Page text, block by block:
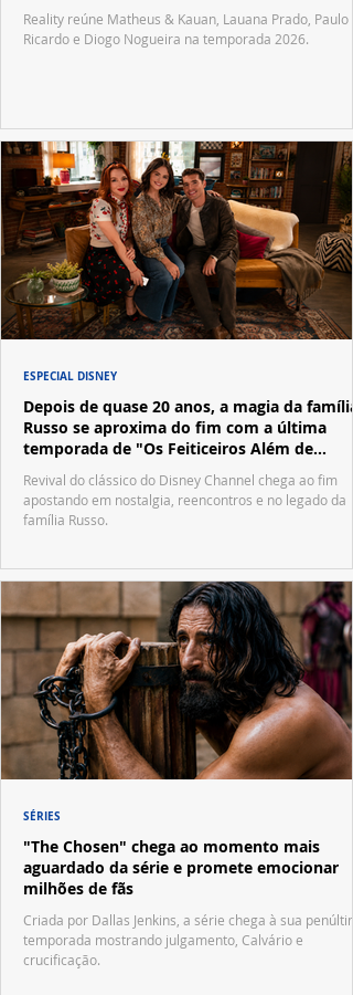
Reality reúne Matheus & Kauan, Lauana Prado, Paulo
Ricardo e Diogo Nogueira na temporada 2026.
Depois de quase 20 anos, a magia da família
Russo se aproxima do fim com a última
temporada de "Os Feiticeiros Além de
Waverly Place"
Revival do clássico do Disney Channel chega ao fim
apostando em nostalgia, reencontros e no legado da
família Russo.
ESPECIAL DISNEY
"The Chosen" chega ao momento mais
aguardado da série e promete emocionar
milhões de fãs
Criada por Dallas Jenkins, a série chega à sua
temporada mostrando julgamento, Calvário e
crucificação.
SÉRIES